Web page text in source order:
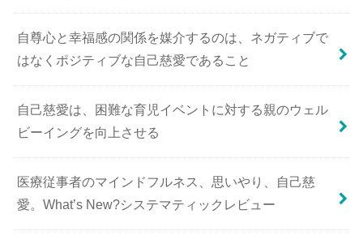
自尊心と幸福感の関係を媒介するのは、ネガティブで
はなくポジティブな自己慈愛であること
自己慈愛は、困難な育児イベントに対する親のウェル
ビーイングを向上させる
医療従事者のマインドフルネス、思いやり、自己慈
愛。What’s New?システマティックレビュー